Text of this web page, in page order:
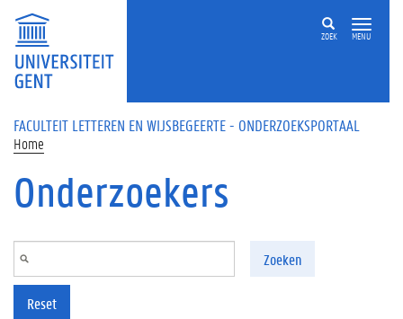
Overslaan en naar de inhoud gaan
ZOEK MENU
FACULTEIT LETTEREN EN WIJSBEGEERTE - ONDERZOEKSPORTAAL
Home
Onderzoekers
Zoeken
Reset